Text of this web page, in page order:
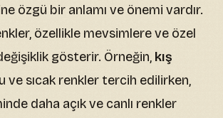
özgü bir anlamı ve önemi vardır.
özellikle mevsimlere ve özel
gösterir. Örneğin, kış
ve sıcak renkler tercih edilirken,
daha açık ve canlı renkler